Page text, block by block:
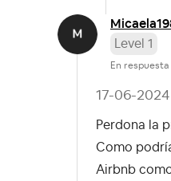
Level 1
En respuesta
‎17-06-2024
Perdona la
Como
Airbnb